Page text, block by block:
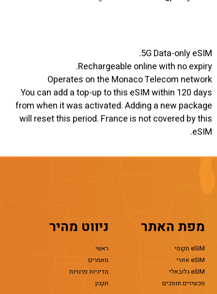
5G Data-only eSIM.
Rechargeable online with no expiry.
Operates on the Monaco Telecom network
You can add a top-up to this eSIM within 120 days
from when it was activated. Adding a new package
will reset this period. France is not covered by this
eSIM.
מפת האתר
eSIM מקומי
eSIM אזורי
eSIM גלובאלי
מכשירים תומכים
ניווט מהיר
ראשי
מאמרים
מדיניות פרטיות
תקנון